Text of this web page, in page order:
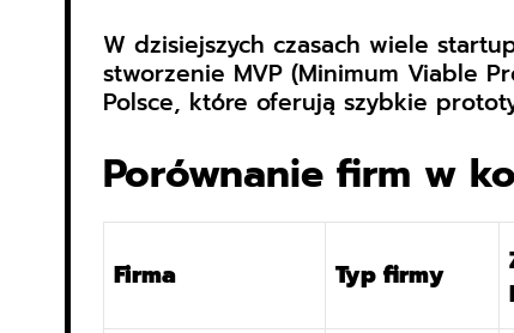
W dzisiejszych czasach wiele
stworzenie MVP (Minimum Viable
Polsce, które oferują szybkie
Porównanie firm w
Firma Typ firmy